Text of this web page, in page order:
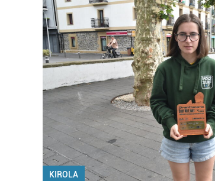
KIROLA